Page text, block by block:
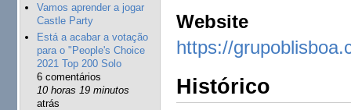
Vamos aprender a jogar
Castle Party
Está a acabar a votação
para o "People's Choice
2021 Top 200 Solo
6 comentários
10 horas 19 minutos
atrás
Website
https://
Histórico